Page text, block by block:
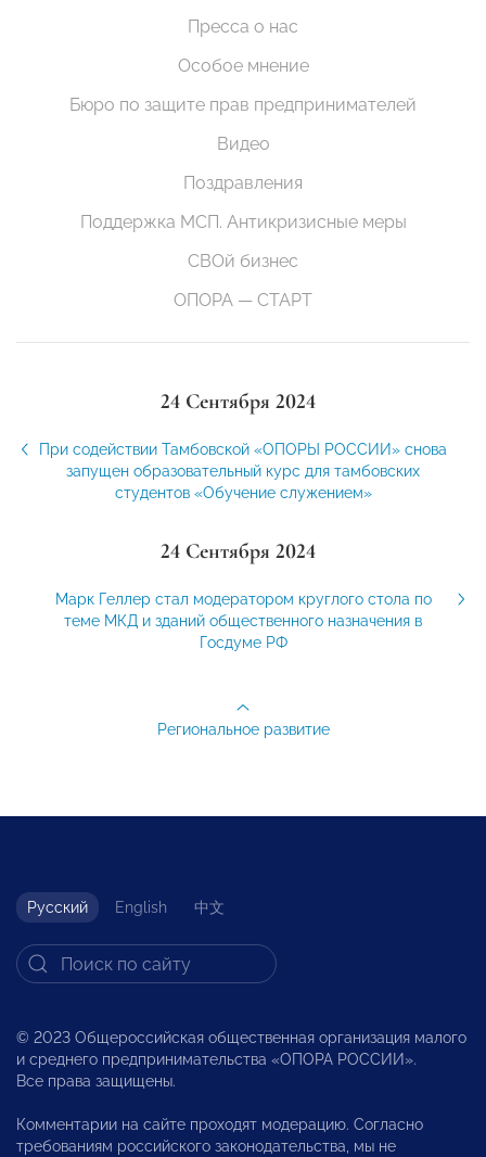
Пресса о нас
Особое мнение
Бюро по защите прав предпринимателей
Видео
Поздравления
Поддержка МСП. Антикризисные меры
СВОй бизнес
ОПОРА — СТАРТ
24 Сентября 2024
При содействии Тамбовской «ОПОРЫ РОССИИ» снова
запущен образовательный курс для тамбовских
студентов «Обучение служением»
24 Сентября 2024
Марк Геллер стал модератором круглого стола по
теме МКД и зданий общественного назначения в
Госдуме РФ
Региональное развитие
Русский English 中文
© 2023 Общероссийская общественная организация малого
и среднего предпринимательства «ОПОРА РОССИИ».
Все права защищены.
Комментарии на сайте проходят модерацию. Согласно
требованиям российского законодательства, мы не